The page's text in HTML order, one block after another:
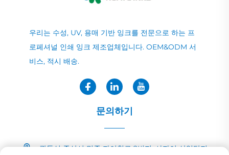
우리는 수성, UV, 용매 기반 잉크를 전문으로 하는 프
로페셔널 인쇄 잉크 제조업체입니다. OEM&ODM 서
비스, 적시 배송.
문의하기
광둥성 중산시 민중 자이칭로 2번지, 샤자이 산업단지